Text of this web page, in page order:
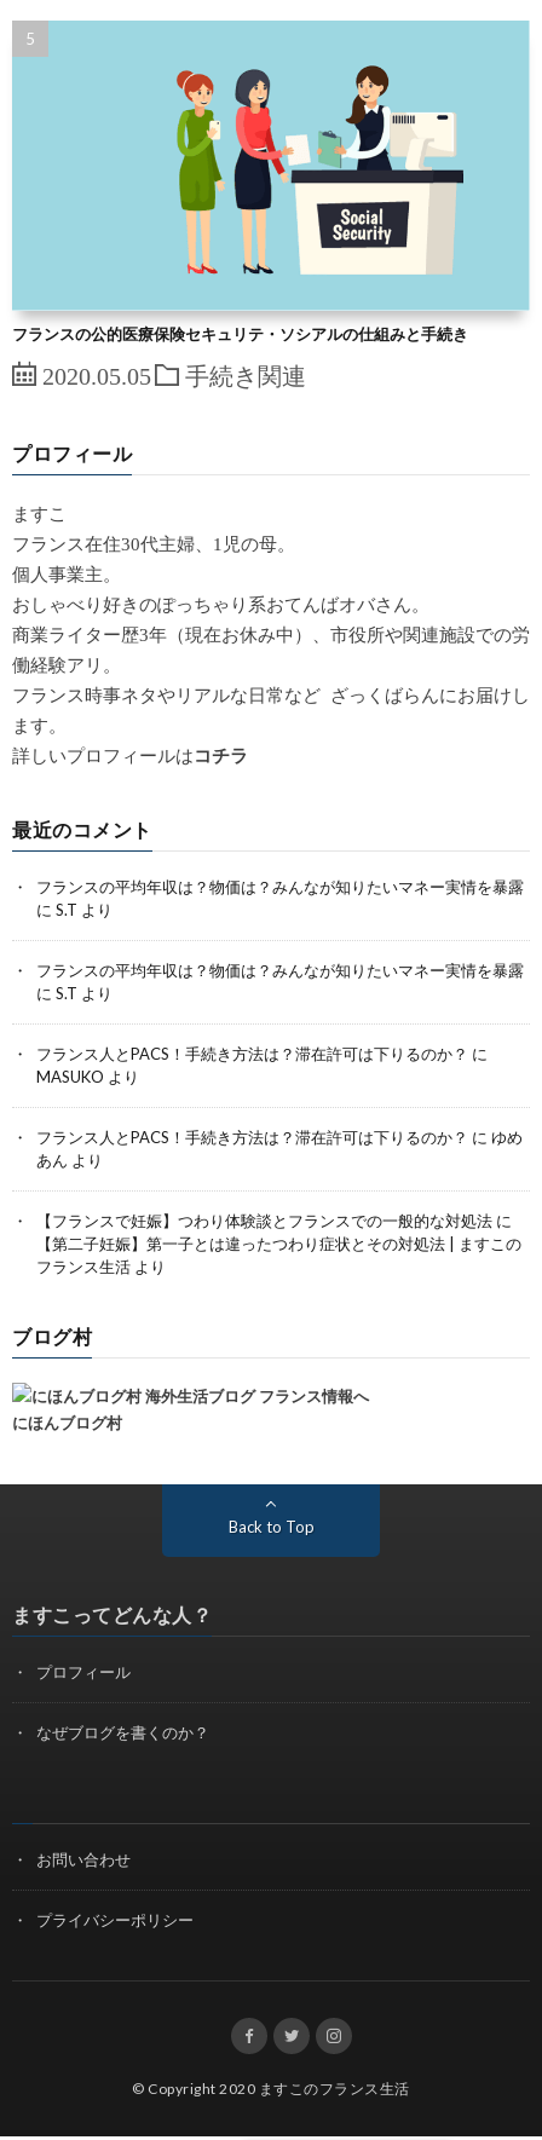
フランスの公的医療保険セキュリテ・ソシアルの仕組みと手続き
2020.05.05 手続き関連
プロフィール
ますこ
フランス在住30代主婦、1児の母。
個人事業主。
おしゃべり好きのぽっちゃり系おてんばオバさん。
商業ライター歴3年（現在お休み中）、市役所や関連施設での労
働経験アリ。
フランス時事ネタやリアルな日常など ざっくばらんにお届けし
ます。
詳しいプロフィールはコチラ
最近のコメント
フランスの平均年収は？物価は？みんなが知りたいマネー実情を暴露
に S.T より
フランスの平均年収は？物価は？みんなが知りたいマネー実情を暴露
に S.T より
フランス人とPACS！手続き方法は？滞在許可は下りるのか？ に
MASUKO より
フランス人とPACS！手続き方法は？滞在許可は下りるのか？ に ゆめ
あん より
【フランスで妊娠】つわり体験談とフランスでの一般的な対処法 に
【第二子妊娠】第一子とは違ったつわり症状とその対処法 | ますこの
フランス生活 より
ブログ村
にほんブログ村
Back to Top
ますこってどんな人？
プロフィール
なぜブログを書くのか？
お問い合わせ
プライバシーポリシー
© Copyright 2020 ますこのフランス生活